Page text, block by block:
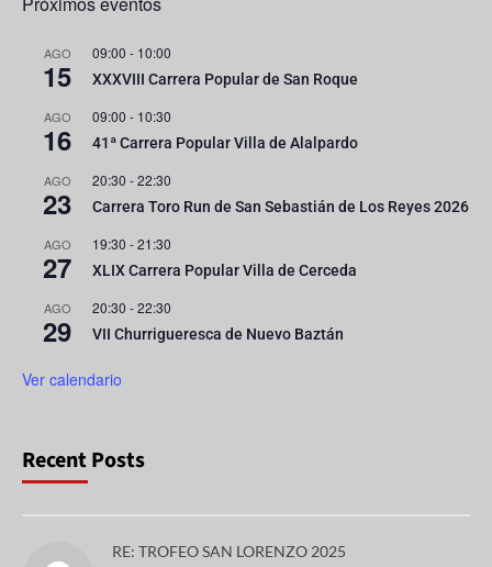
AGO
15
09:00 - 10:00
XXXVIII Carrera Popular de San Roque
AGO
16
09:00 - 10:30
41ª Carrera Popular Villa de Alalpardo
AGO
23
20:30 -22:30
Carrera Toro Run de San Sebastián de Los Reyes 2026
AGO
27
19:30 -21:30
XLIX Carrera Popular Villa de Cerceda
AGO
29
20:30 -22:30
VII Churrigueresca de Nuevo Baztán
Ver calendario
Recent Posts
RE: TROFEO SAN LORENZO 2025